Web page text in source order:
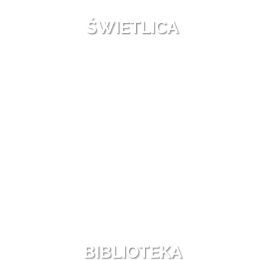
ŚWIETLICA
BIBLIOTEKA